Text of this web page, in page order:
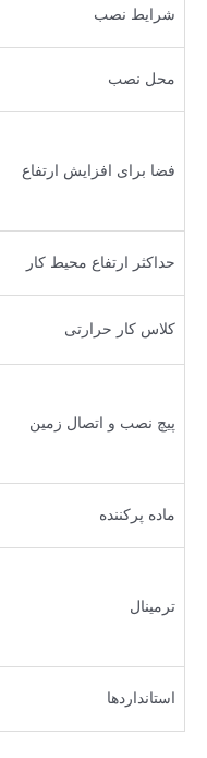
شرایط نصب
محل نصب
فضا برای افزایش ارتفاع
حداکثر ارتفاع محیط کار
کلاس کار حرارتی
پیچ نصب و اتصال زمین
ماده پرکننده
ترمینال
استانداردها